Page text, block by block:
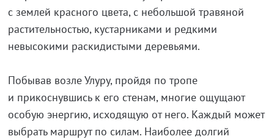
с землей красного цвета, с небольшой травяной
растительностью, кустарниками и редкими
невысокими раскидистыми деревьями.
Побывав возле Улуру, пройдя по тропе
и прикоснувшись к его стенам, многие ощущают
особую энергию, исходящую от него. Каждый может
выбрать маршрут по силам. Наиболее долгий